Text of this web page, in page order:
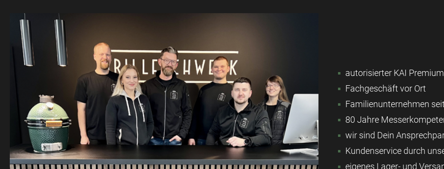
autorisierter KAI
Fachgeschäft vor Ort
Familienunternehmen
80 Jahre
wir sind Dein
Kundenservice durch
eigenes Lager- und